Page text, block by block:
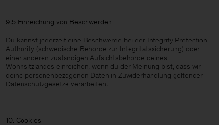
9.5 Einreichung von Beschwerden
Du kannst jederzeit eine Beschwerde bei der Integrity Protection
Authority (schwedische Behörde zur Integritätssicherung) oder
einer anderen zuständigen Aufsichtsbehörde deines
Wohnsitzlandes einreichen, wenn du der Meinung bist, dass wir
deine personenbezogenen Daten in Zuwiderhandlung geltender
Datenschutzgesetze verarbeiten.
10. Cookies